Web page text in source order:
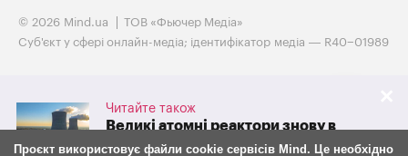
Читайте також
Великі атомні реактори знову в
грі. Westinghouse готується до
© 2026 Mind.ua
ТОВ «Фьючер Медiа»
Cуб'єкт у сфері онлайн-медіа; ідентифікатор медіа — R40−01989
Проєкт використовує файли cookie сервісів Mind. Це необхідно